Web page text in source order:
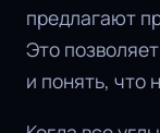
предлагают
Это
и понять, что